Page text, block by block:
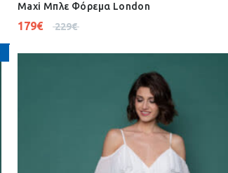
Maxi Μπλε Φόρεμα London
229€
179€